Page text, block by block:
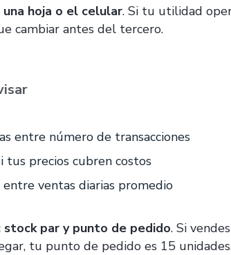
hoja o el celular. Si tu utilidad
cambiar antes del tercero.
entre número de transacciones
precios cubren costos
ventas diarias promedio
par y punto de pedido. Si
tu punto de pedido es 15